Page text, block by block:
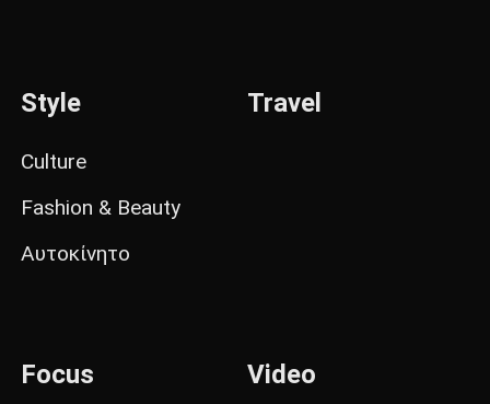
Style
Culture
Fashion & Beauty
Αυτοκίνητο
Travel
Focus Video